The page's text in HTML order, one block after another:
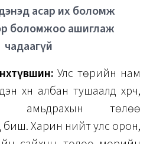
асар их боломж
боломжоо ашиглаж
чадаагүй
Улс төрийн нам
хүн албан тушаалд хүрч,
амьдрахын төлөө
биш. Харин нийт улс орон,